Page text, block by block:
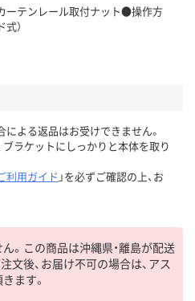
ーテンレール取付ナット●操作方
）
による返品はお受けできません。
ラケットにしっかりと本体を取り
利用ガイド 」を必ずご確認の上、お
。この商品は沖縄県・離島が配送
文後、お届け不可の場合は、アス
ます。